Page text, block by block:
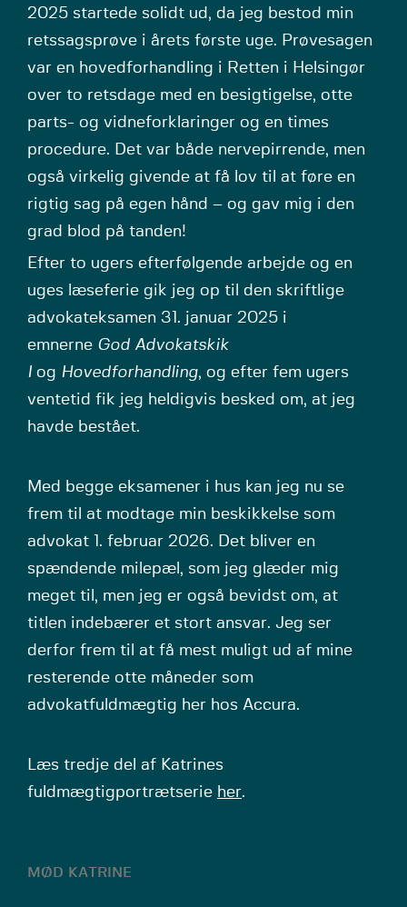
2025 startede solidt ud, da jeg bestod min
retssagsprøve i årets første uge. Prøvesagen
var en hovedforhandling i Retten i Helsingør
over to retsdage med en besigtigelse, otte
parts- og vidneforklaringer og en times
procedure. Det var både nervepirrende, men
også virkelig givende at få lov til at føre en
rigtig sag på egen hånd – og gav mig i den
grad blod på tanden!
Efter to ugers efterfølgende arbejde og en
uges læseferie gik jeg op til den skriftlige
advokateksamen 31. januar 2025 i
emnerne God Advokatskik
I og Hovedforhandling, og efter fem ugers
ventetid fik jeg heldigvis besked om, at jeg
havde bestået.
Med begge eksamener i hus kan jeg nu se
frem til at modtage min beskikkelse som
advokat 1. februar 2026. Det bliver en
spændende milepæl, som jeg glæder mig
meget til, men jeg er også bevidst om, at
titlen indebærer et stort ansvar. Jeg ser
derfor frem til at få mest muligt ud af mine
resterende otte måneder som
advokatfuldmægtig her hos Accura.
Læs tredje del af Katrines
fuldmægtigportrætserie her.
MØD KATRINE